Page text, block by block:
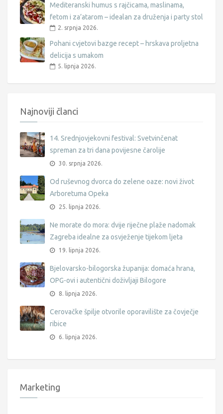
Mediteranski humus s rajčicama, maslinama,
fetom i za’atarom – idealan za druženja i party stol
2. srpnja 2026.
Pohani cvjetovi bazge recept – hrskava proljetna
delicija s umakom
5. lipnja 2026.
Najnoviji članci
14. Srednjovjekovni festival: Svetvinčenat
spreman za tri dana povijesne čarolije
30. srpnja 2026.
Od ruševnog dvorca do zelene oaze: novi život
Arboretuma Opeka
25. lipnja 2026.
Ne morate do mora: dvije riječne plaže nadomak
Zagreba idealne za osvježenje tijekom ljeta
19. lipnja 2026.
Bjelovarsko-bilogorska županija: domaća hrana,
OPG-ovi i autentični doživljaji Bilogore
8. lipnja 2026.
Cerovačke špilje otvorile oporavilište za čovječje
ribice
6. lipnja 2026.
Marketing